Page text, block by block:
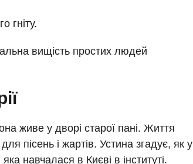
гніту.
вищість простих людей
живе у дворі старої пані. Життя
пісень і жартів. Устина згадує, як у
навчалася в Києві в інституті.